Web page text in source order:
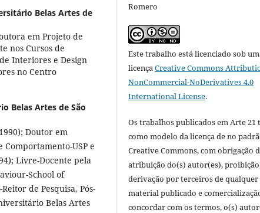
Belas Artes de
em Projeto de
nos Cursos de
Interiores e Design
no Centro
Belas Artes de São
Doutor em
USP e
Livre-Docente pela
School of
de Pesquisa, Pós-
Belas Artes
Romero
Este trabalho está licenciado sob
licençaCreative Commons
NonCommercial-NoDerivatives 4.0
International License.
Os trabalhos publicados em Arte 21
como modelo da licença de no
Creative Commons, com obrigação
atribuição do(s) autor(es),
derivação por terceiros de qualquer
material publicado e
concordar com os termos, o(s)